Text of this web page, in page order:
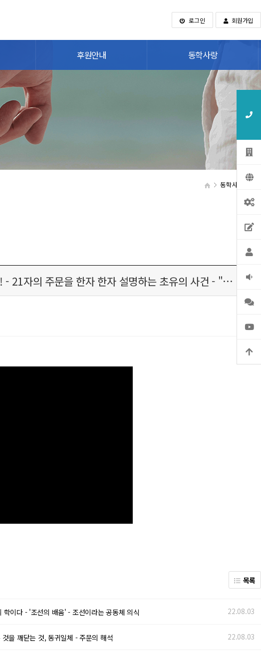
로그인 회원가입
후원안내 동학사랑
동학사랑
문! - 21자의 주문을 한자 한자 설명하는 초유의 사건 - "…
목록
이다 - '조선의 배움' - 조선이라는 공동체 의식 22.08.03
깨닫는 것, 동귀일체 - 주문의 해석 22.08.03